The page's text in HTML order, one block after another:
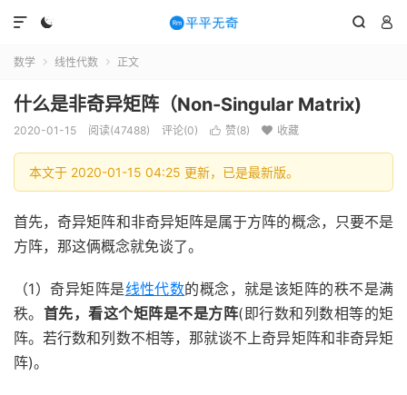
  

数学  线性代数  正文
什么是非奇异矩阵（Non-Singular Matrix)
2020-01-15 阅读(47488) 评论(0)  赞(8)  收藏
本文于 2020-01-15 04:25 更新，已是最新版。
首先，奇异矩阵和非奇异矩阵是属于方阵的概念，只要不是
方阵，那这俩概念就免谈了。
（1）奇异矩阵是线性代数的概念，就是该矩阵的秩不是满
秩。 首先，看这个矩阵是不是方阵(即行数和列数相等的矩
阵。若行数和列数不相等，那就谈不上奇异矩阵和非奇异矩
阵)。